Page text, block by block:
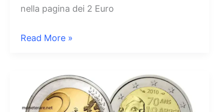
nella pagina dei 2 Euro
2
2011
Read More »